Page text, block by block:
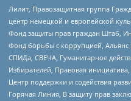
Лилит, Правозащитная группа
центр немецкой и европейской
Фонд защиты прав граждан Штаб,
Фонд борьбы с коррупцией,
СПИДа, СВЕЧА, Гуманитарное
Избирателей, Правовая
Центр поддержки и содействия
Горячая Линия, В защиту прав